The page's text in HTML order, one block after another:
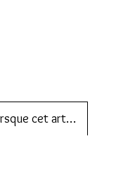
cet article est